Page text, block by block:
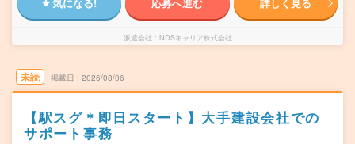
派遣会社 NDSキャリア株式会社
未読 掲載日 2026/08/06
【駅スグ＊即日スタート】大手建設会社での
サポート事務